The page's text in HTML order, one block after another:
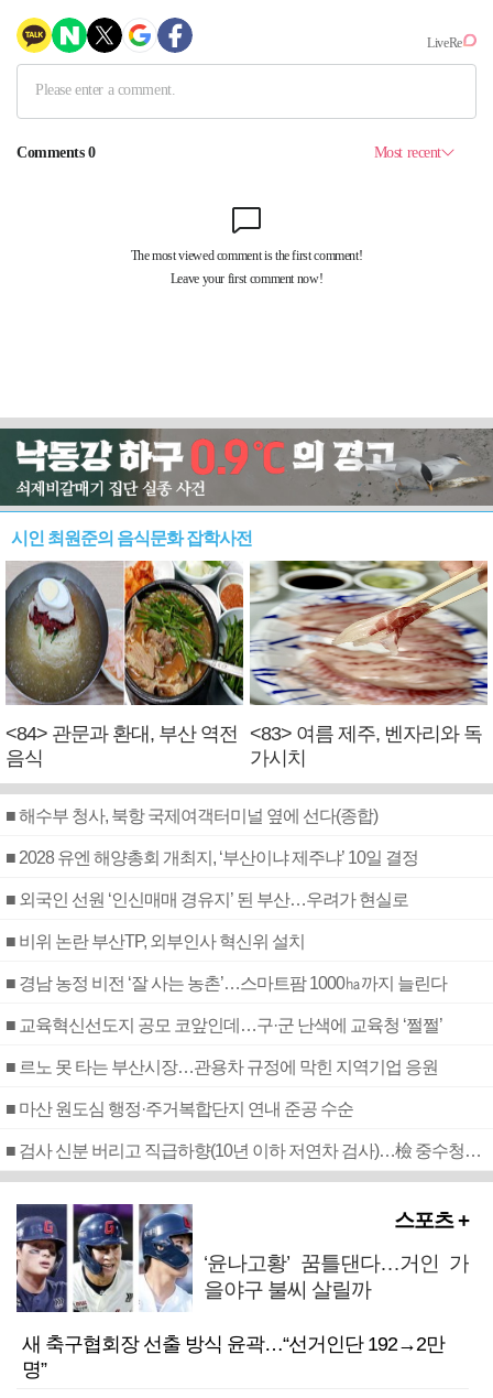
시인 최원준의 음식문화 잡학사전
<84> 관문과 환대, 부산 역전
음식
<83> 여름 제주, 벤자리와 독
가시치
■ 해수부 청사, 북항 국제여객터미널 옆에 선다(종합)
■ 2028 유엔 해양총회 개최지, ‘부산이냐 제주냐’ 10일 결정
■ 외국인 선원 ‘인신매매 경유지’ 된 부산…우려가 현실로
■ 비위 논란 부산TP, 외부인사 혁신위 설치
■ 경남 농정 비전 ‘잘 사는 농촌’…스마트팜 1000㏊까지 늘린다
■ 교육혁신선도지 공모 코앞인데…구·군 난색에 교육청 ‘쩔쩔’
■ 르노 못 타는 부산시장…관용차 규정에 막힌 지역기업 응원
■ 마산 원도심 행정·주거복합단지 연내 준공 수순
■ 검사 신분 버리고 직급하향(10년 이하 저연차 검사)…檢 중수청행 기피
스포츠 +
‘윤나고황’ 꿈틀댄다…거인 가
을야구 불씨 살릴까
새 축구협회장 선출 방식 윤곽…“선거인단 192→2만
명”